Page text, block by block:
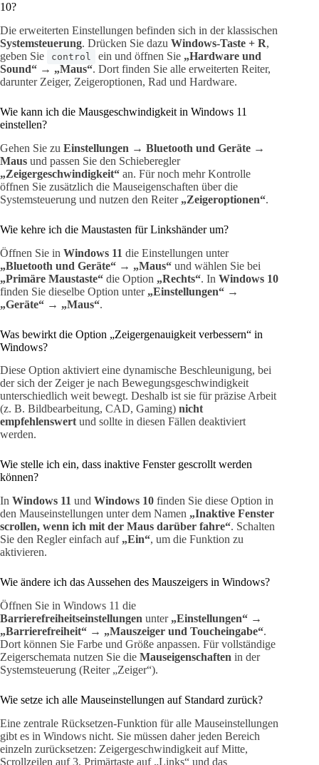
10?
Die erweiterten Einstellungen befinden sich in der klassischen
Systemsteuerung. Drücken Sie dazu Windows-Taste + R,
geben Sie
control ein und öffnen Sie „Hardware und
Sound“ → „Maus“. Dort finden Sie alle erweiterten Reiter,
darunter Zeiger, Zeigeroptionen, Rad und Hardware.
Wie kann ich die Mausgeschwindigkeit in Windows 11
einstellen?
Gehen Sie zu Einstellungen → Bluetooth und Geräte →
Maus und passen Sie den Schieberegler
„Zeigergeschwindigkeit“ an. Für noch mehr Kontrolle
öffnen Sie zusätzlich die Mauseigenschaften über die
Systemsteuerung und nutzen den Reiter „Zeigeroptionen“.
Wie kehre ich die Maustasten für Linkshänder um?
Öffnen Sie in Windows 11 die Einstellungen unter
„Bluetooth und Geräte“ → „Maus“ und wählen Sie bei
„Primäre Maustaste“ die Option „Rechts“. In Windows 10
finden Sie dieselbe Option unter „Einstellungen“ →
„Geräte“ → „Maus“.
Was bewirkt die Option „Zeigergenauigkeit verbessern“ in
Windows?
Diese Option aktiviert eine dynamische Beschleunigung, bei
der sich der Zeiger je nach Bewegungsgeschwindigkeit
unterschiedlich weit bewegt. Deshalb ist sie für präzise Arbeit
(z. B. Bildbearbeitung, CAD, Gaming) nicht
empfehlenswertund sollte in diesen Fällen deaktiviert
werden.
Wie stelle ich ein, dass inaktive Fenster gescrollt werden
können?
In Windows 11 und Windows 10 finden Sie diese Option in
den Mauseinstellungen unter dem Namen „Inaktive Fenster
scrollen, wenn ich mit der Maus darüber fahre“. Schalten
Sie den Regler einfach auf „Ein“, um die Funktion zu
aktivieren.
Wie ändere ich das Aussehen des Mauszeigers in Windows?
Öffnen Sie in Windows 11 die
Barrierefreiheitseinstellungen unter „Einstellungen“ →
„Barrierefreiheit“ → „Mauszeiger und Toucheingabe“.
Dort können Sie Farbe und Größe anpassen. Für vollständige
Zeigerschemata nutzen Sie die Mauseigenschaften in der
Systemsteuerung (Reiter „Zeiger“).
Wie setze ich alle Mauseinstellungen auf Standard zurück?
Eine zentrale Rücksetzen-Funktion für alle Mauseinstellungen
gibt es in Windows nicht. Sie müssen daher jeden Bereich
einzeln zurücksetzen: Zeigergeschwindigkeit auf Mitte,
Scrollzeilen auf 3, Primärtaste auf „Links“ und das